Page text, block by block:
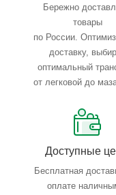
Бережно
товары
по России.
доставку,
оптимальный
от легковой до
Доступные
Бесплатная
оплате